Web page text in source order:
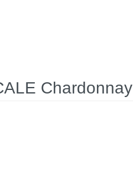
Chardonnay